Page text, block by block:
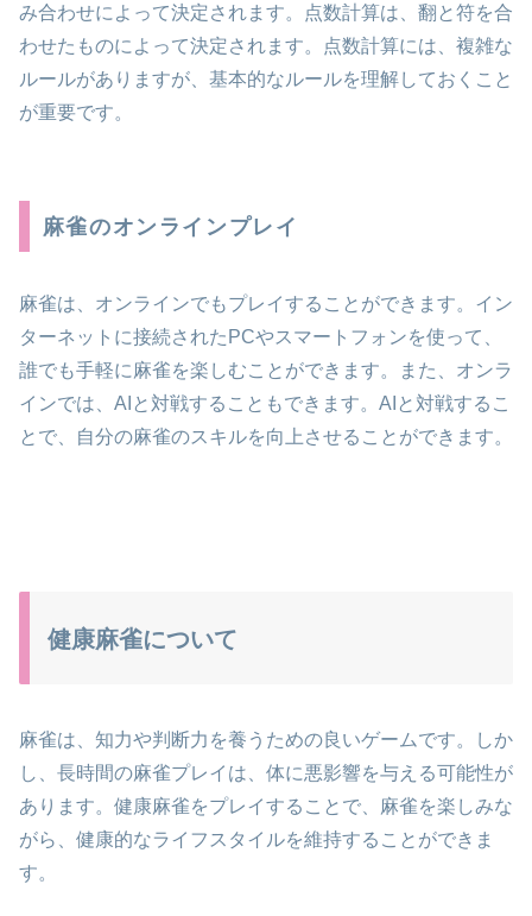
み合わせによって決定されます。点数計算は、翻と符を合
わせたものによって決定されます。点数計算には、複雑な
ルールがありますが、基本的なルールを理解しておくこと
が重要です。
麻雀のオンラインプレイ
麻雀は、オンラインでもプレイすることができます。イン
ターネットに接続されたPCやスマートフォンを使って、
誰でも手軽に麻雀を楽しむことができます。また、オンラ
インでは、AIと対戦することもできます。AIと対戦するこ
とで、自分の麻雀のスキルを向上させることができます。
健康麻雀について
麻雀は、知力や判断力を養うための良いゲームです。しか
し、長時間の麻雀プレイは、体に悪影響を与える可能性が
あります。健康麻雀をプレイすることで、麻雀を楽しみな
がら、健康的なライフスタイルを維持することができま
す。